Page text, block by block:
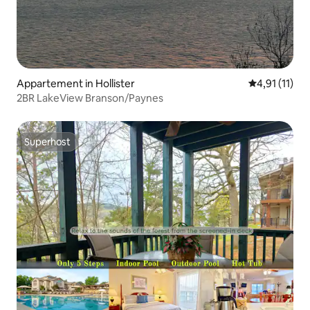
Appartement in Hollister Gemiddelde
4,91 (11)
2BR LakeView Branson/Paynes
Superhost
Superhost